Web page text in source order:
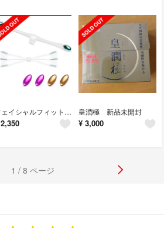
フェイシャルフィットネス EMAYO 大人気！表情筋 トレーニング器
2,350
皇潤極 新品未開封
¥ 3,000
1 / 8 ページ